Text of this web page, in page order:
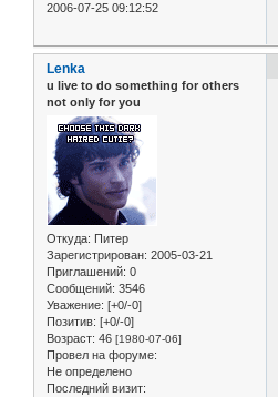
2006-07-25 09:12:52
Lenka
u live to do something for others
not only for you
Откуда: Питер
Зарегистрирован: 2005-03-21
Приглашений: 0
Сообщений: 3546
Уважение: [+0/-0]
Позитив: [+0/-0]
Возраст: 46 [1980-07-06]
Провел на форуме:
Не определено
Последний визит: